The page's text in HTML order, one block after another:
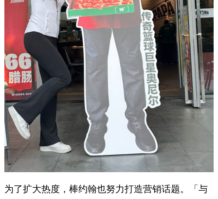
为了扩大热度，棒约翰也努力打造营销话题。「与